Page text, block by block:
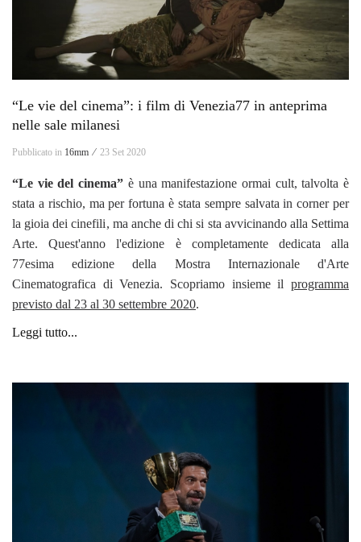
“Le vie del cinema”: i film di Venezia77 in anteprima
nelle sale milanesi
Pubblicato in 16mm ⁄ 23 Set 2020
“Le vie del cinema” è una manifestazione ormai cult, talvolta è
stata a rischio, ma per fortuna è stata sempre salvata in corner per
la gioia dei cinefili, ma anche di chi si sta avvicinando alla Settima
Arte. Quest'anno l'edizione è completamente dedicata alla
77esima edizione della Mostra Internazionale d'Arte
Cinematografica di Venezia. Scopriamo insieme il programma
previsto dal 23 al 30 settembre 2020.
Leggi tutto...